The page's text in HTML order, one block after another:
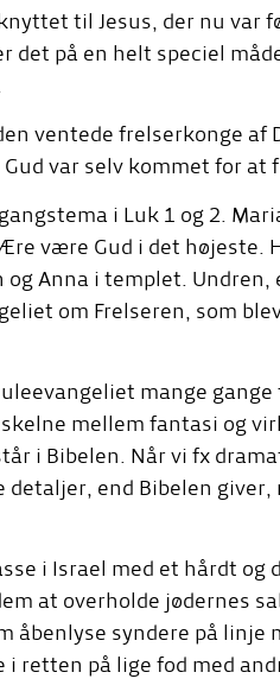
til Jesus, der nu var
det på en helt speciel
ventede frelserkonge
var selv kommet for at
i Luk 1 og 2.
være Gud i det højeste.
og Anna i templet.
om Frelseren, som
mange
mellem fantasi og
i Bibelen. Når vi fx
detaljer, end Bibelen
i Israel med et hårdt
at overholde jødernes
åbenlyse syndere på linje
retten på lige fod med